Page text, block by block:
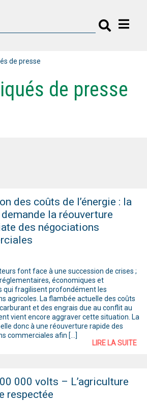
de presse
de presse
des coûts de l’énergie : la
demande la réouverture
des négociations
font face à une succession de crises ;
économiques et
qui fragilisent profondément les
agricoles. La flambée actuelle des coûts
et des engrais due au conflit au
vient encore aggraver cette situation. La
donc à une réouverture rapide des
commerciales afin […]
LIRE LA SUITE
000 volts – L’agriculture
respectée